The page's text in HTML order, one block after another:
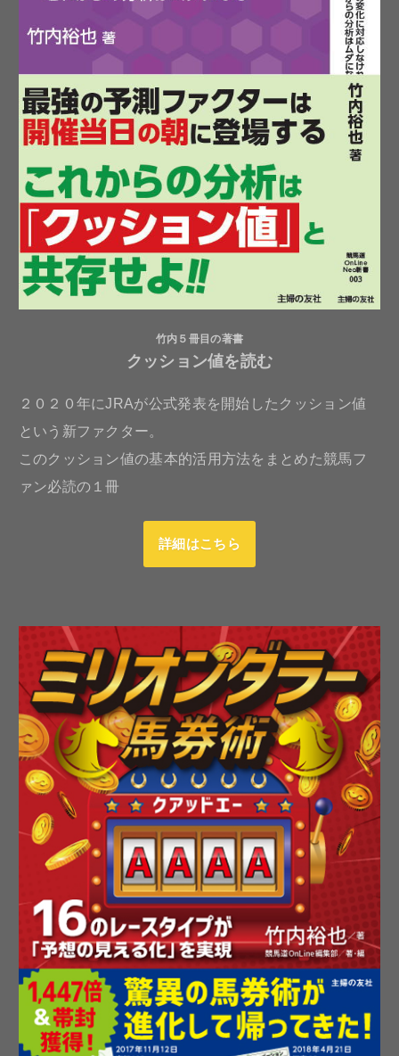
竹内５冊目の著書
クッション値を読む
２０２０年にJRAが公式発表を開始したクッション値
という新ファクター。
このクッション値の基本的活用方法をまとめた競馬フ
ァン必読の１冊
詳細はこちら